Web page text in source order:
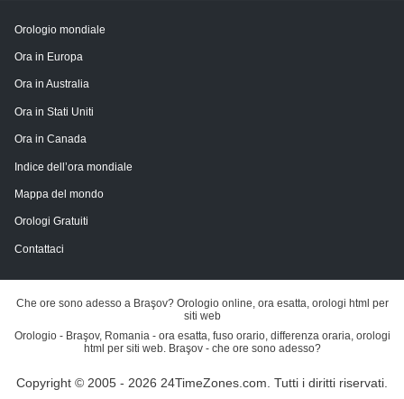
Orologio mondiale
Ora in Europa
Ora in Australia
Ora in Stati Uniti
Ora in Canada
Indice dell’ora mondiale
Mappa del mondo
Orologi Gratuiti
Contattaci
Che ore sono adesso a Braşov? Orologio online, ora esatta, orologi html per
siti web
Orologio - Braşov, Romania - ora esatta, fuso orario, differenza oraria, orologi
html per siti web. Braşov - che ore sono adesso?
Copyright © 2005 - 2026 24TimeZones.com. Tutti i diritti riservati.